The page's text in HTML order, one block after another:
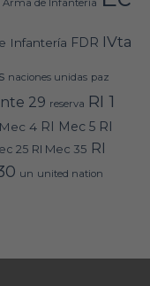
Infantería FDR IVta
naciones unidas paz
29 reserva RI 1
4 RI Mec 5 RI
25 RI Mec 35 RI
un united nation